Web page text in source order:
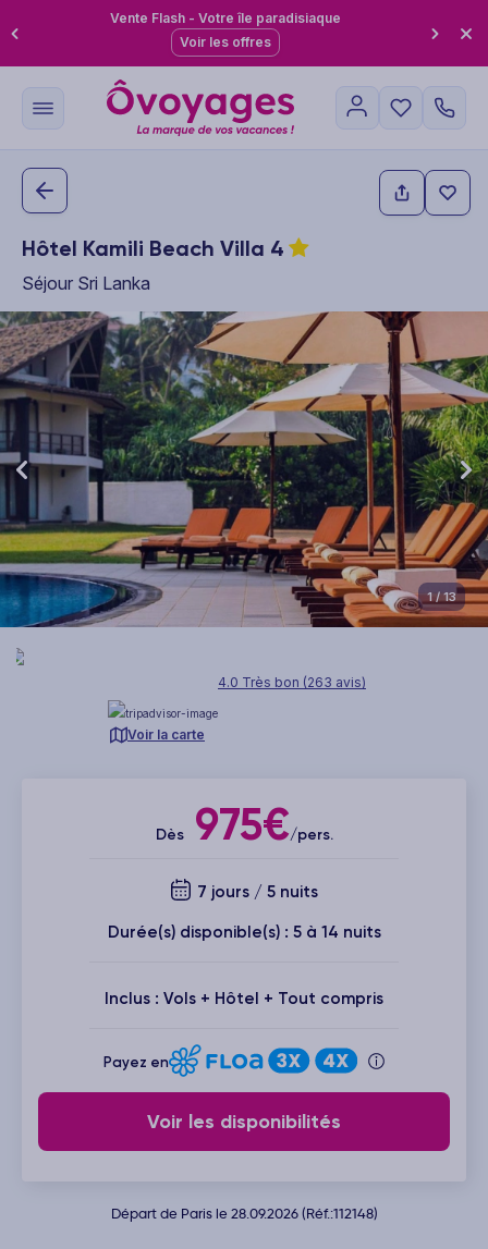
Vente Flash - Votre île paradisiaque
Voir les offres
Hôtel Kamili Beach Villa 4
Séjour Sri Lanka
This carousel shows one large product image at a time. Use the
1/ 13
4.0 Très bon (263 avis)
Voir la carte
Dès975€/pers.
7 jours / 5 nuits
Durée(s) disponible(s) : 5 à 14 nuits
Inclus : Vols + Hôtel + Tout compris
Payez en
Voir les disponibilités
Départ de Paris le 28.09.2026 (Réf.:112148)